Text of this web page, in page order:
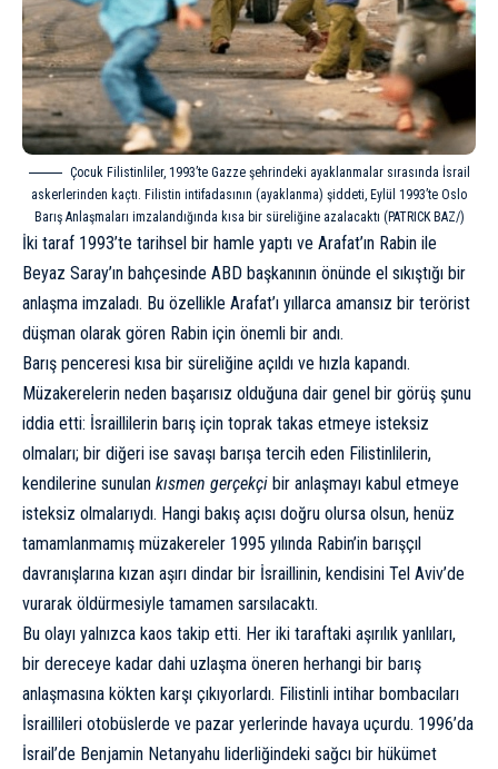
Çocuk Filistinliler, 1993’te Gazze şehrindeki ayaklanmalar sırasında İsrail
askerlerinden kaçtı. Filistin intifadasının (ayaklanma) şiddeti, Eylül 1993’te Oslo
Barış Anlaşmaları imzalandığında kısa bir süreliğine azalacaktı (PATRICK BAZ/)
İki taraf 1993’te tarihsel bir hamle yaptı ve Arafat’ın Rabin ile
Beyaz Saray’ın bahçesinde ABD başkanının önünde el sıkıştığı bir
anlaşma imzaladı. Bu özellikle Arafat’ı yıllarca amansız bir terörist
düşman olarak gören Rabin için önemli bir andı.
Barış penceresi kısa bir süreliğine açıldı ve hızla kapandı.
Müzakerelerin neden başarısız olduğuna dair genel bir görüş şunu
iddia etti: İsraillilerin barış için toprak takas etmeye isteksiz
olmaları; bir diğeri ise savaşı barışa tercih eden Filistinlilerin,
kendilerine sunulan kısmen gerçekçi bir anlaşmayı kabul etmeye
isteksiz olmalarıydı. Hangi bakış açısı doğru olursa olsun, henüz
tamamlanmamış müzakereler 1995 yılında Rabin’in barışçıl
davranışlarına kızan aşırı dindar bir İsraillinin, kendisini Tel Aviv’de
vurarak öldürmesiyle tamamen sarsılacaktı.
Bu olayı yalnızca kaos takip etti. Her iki taraftaki aşırılık yanlıları,
bir dereceye kadar dahi uzlaşma öneren herhangi bir barış
anlaşmasına kökten karşı çıkıyorlardı. Filistinli intihar bombacıları
İsraillileri otobüslerde ve pazar yerlerinde havaya uçurdu. 1996’da
İsrail’de Benjamin Netanyahu liderliğindeki sağcı bir hükümet